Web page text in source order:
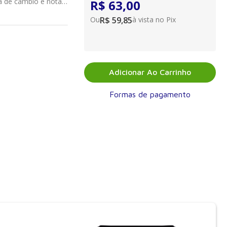
Genebra,
R$ 63,00
OuR$ 59,85à vista no Pix
Adicionar Ao Carrinho
Formas de pagamento